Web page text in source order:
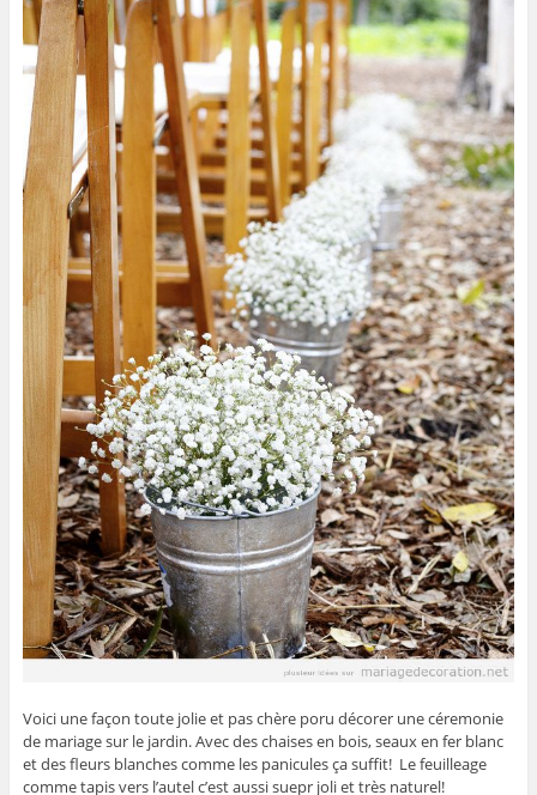
Voici une façon toute jolie et pas chère poru décorer une céremonie
de mariage sur le jardin. Avec des chaises en bois, seaux en fer blanc
et des fleurs blanches comme les panicules ça suffit! Le feuilleage
comme tapis vers l’autel c’est aussi suepr joli et très naturel!